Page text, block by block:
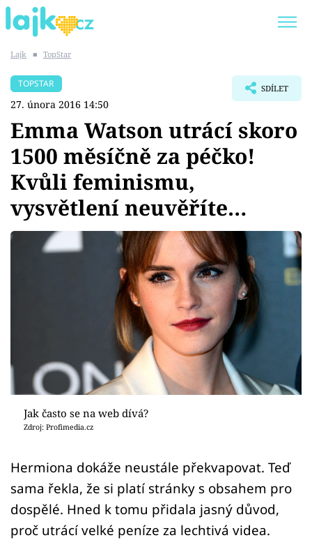
SHOPAHOLICADEL
Témata
Showbyznys
Youtubeři
Sledujte prima+
Přihlášení
Lajk ■ TopStar
TOPSTAR
27. února 2016 14:50
SDÍLET
Emma Watson utrácí skoro
1500 měsíčně za péčko!
Kvůli feminismu,
vysvětlení neuvěříte…
Jak často se na web dívá?
Zdroj: Profimedia.cz
Hermiona dokáže neustále překvapovat. Teď
sama řekla, že si platí stránky s obsahem pro
dospělé. Hned k tomu přidala jasný důvod,
proč utrácí velké peníze za lechtivá videa.